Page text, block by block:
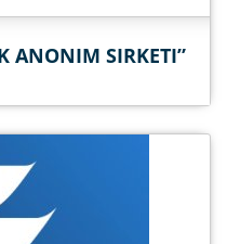
ANONIM SIRKETI”